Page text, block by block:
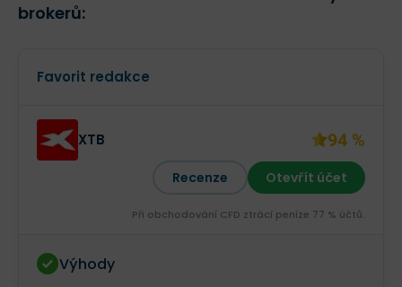
brokerů:
Favorit redakce
XTB 94 %
Recenze Otevřít účet
Při obchodování CFD ztrácí peníze 77 % účtů.
Výhody